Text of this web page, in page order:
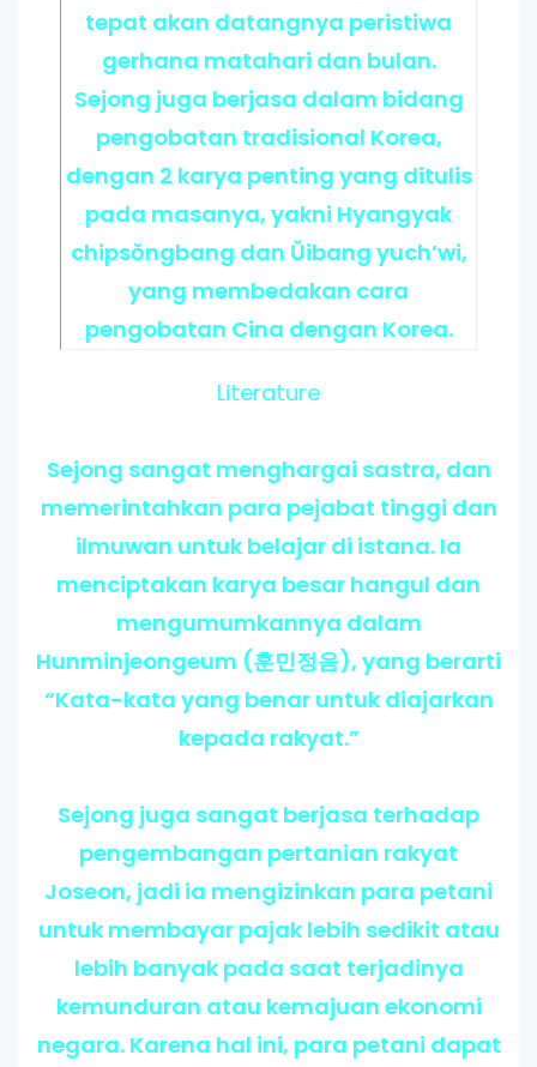
tepat akan datangnya peristiwa
gerhana matahari dan bulan.
Sejong juga berjasa dalam bidang
pengobatan tradisional Korea,
dengan 2 karya penting yang ditulis
pada masanya, yakni Hyangyak
chipsŏngbang dan Ŭibang yuch’wi,
yang membedakan cara
pengobatan Cina dengan Korea.
Literature
Sejong sangat menghargai sastra, dan
memerintahkan para pejabat tinggi dan
ilmuwan untuk belajar di istana. Ia
menciptakan karya besar hangul dan
mengumumkannya dalam
Hunminjeongeum (훈민정음), yang berarti
“Kata-kata yang benar untuk diajarkan
kepada rakyat.”
Sejong juga sangat berjasa terhadap
pengembangan pertanian rakyat
Joseon, jadi ia mengizinkan para petani
untuk membayar pajak lebih sedikit atau
lebih banyak pada saat terjadinya
kemunduran atau kemajuan ekonomi
negara. Karena hal ini, para petani dapat